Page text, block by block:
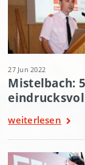
27 Jun 2022
Mistelbach:
weiterlesen